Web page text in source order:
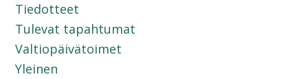
Tiedotteet
Tulevat tapahtumat
Valtiopäivätoimet
Yleinen